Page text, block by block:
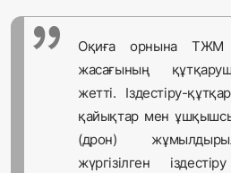
Оқиға орнына ТЖМ
жасағының
жетті. Іздестіру-
қайықтар мен
(дрон)
жүргізілген